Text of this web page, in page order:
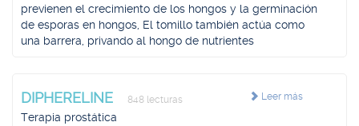
previenen el crecimiento de los hongos y la germinación
de esporas en hongos, El tomillo también actúa como
una barrera, privando al hongo de nutrientes
Leer más
DIPHERELINE 848 lecturas
Terapia prostática